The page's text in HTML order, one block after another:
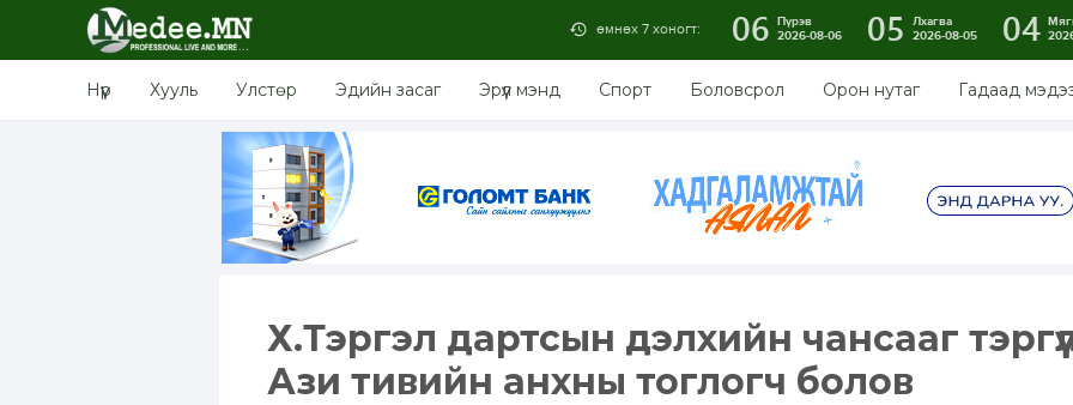
өмнөх 7 хоногт: 06 Пүрэв
2026-08-06
05
Лхагва
2026-08-05
04
Нүүр Хууль Улстөр Эдийн засаг Эрүүл мэнд Спорт Боловсрол Орон нутаг Гадаад
Х.Тэргэл дартсын дэлхийн чансааг
Ази тивийн анхны тоглогч болов